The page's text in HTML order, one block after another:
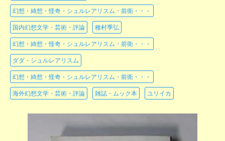
幻想・綺想・怪奇・シュルレアリスム・前衛・・・
国内幻想文学・芸術・評論 種村季弘
幻想・綺想・怪奇・シュルレアリスム・前衛・・・
ダダ・シュルレアリスム
幻想・綺想・怪奇・シュルレアリスム・前衛・・・
海外幻想文学・芸術・評論 雑誌・ムック本 ユリイカ